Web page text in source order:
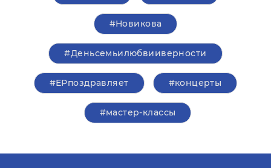
#Новикова
#Деньсемьилюбвииверности
#ЕРпоздравляет #концерты
#мастер-классы